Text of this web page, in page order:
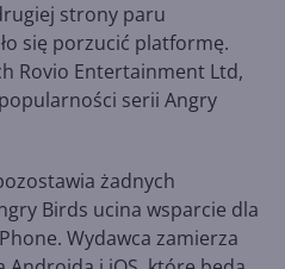
strony paru
się porzucić platformę.
Rovio Entertainment Ltd,
serii Angry
żadnych
Birds ucina wsparcie dla
Wydawca zamierza